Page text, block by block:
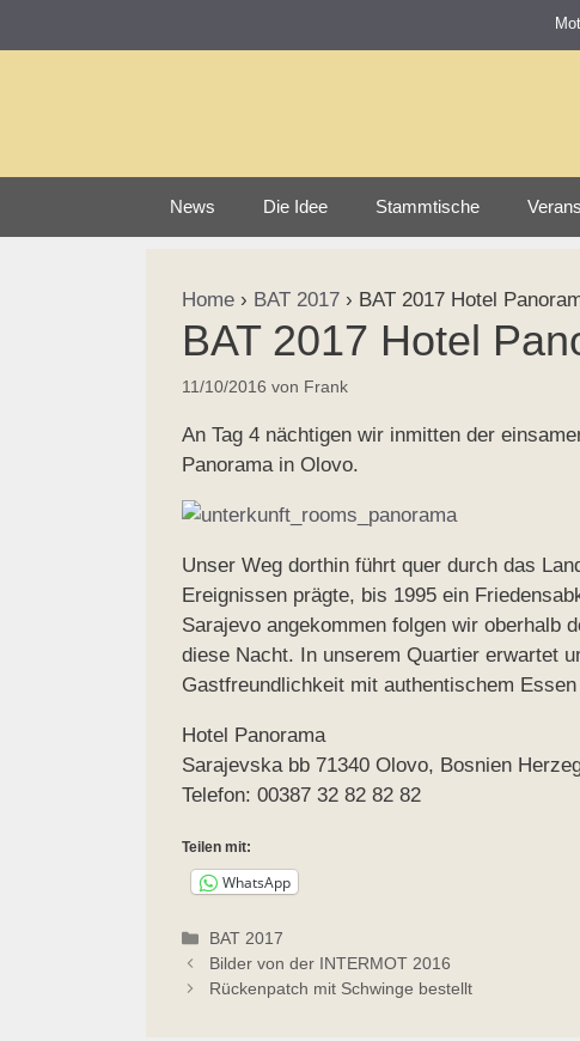
News Die Idee Stammtische
Home › BAT 2017 › BAT 2017 Hotel
BAT 2017 Hotel
11/10/2016 von Frank
An Tag 4 nächtigen wir inmitten der
Panorama in Olovo.
Unser Weg dorthin führt quer durch das
Ereignissen prägte, bis 1995 ein
Sarajevo angekommen folgen wir oberhalb
diese Nacht. In unserem Quartier erwartet
Gastfreundlichkeit mit authentischem
Hotel Panorama
Sarajevska bb 71340 Olovo, Bosnien
Telefon: 00387 32 82 82 82
Teilen mit:
WhatsApp
Kategorien
BAT 2017
Bilder von der INTERMOT 2016
Rückenpatch mit Schwinge bestellt